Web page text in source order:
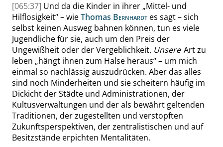
[065:37] Und da die Kinder in ihrer „Mittel- und
Hilflosigkeit“– wieThomas Bernhardt es sagt – sich
selbst keinen Ausweg bahnen können, tun es viele
Jugendliche für sie, auch um den Preis der
Ungewißheit oder der Vergeblichkeit. Unsere Art zu
leben „hängt ihnen zum Halse heraus“– um mich
einmal so nachlässig auszudrücken. Aber das alles
sind noch Minderheiten und sie scheitern häufig im
Dickicht der Städte und Administrationen, der
Kultusverwaltungen und der als bewährt geltenden
Traditionen, der zugestellten und verstopften
Zukunftsperspektiven, der zentralistischen und auf
Besitzstände erpichten Mentalitäten.